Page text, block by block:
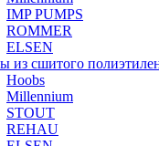
IMP PUMPS
ROMMER
ELSEN
из сшитого
Hoobs
Millennium
STOUT
REHAU